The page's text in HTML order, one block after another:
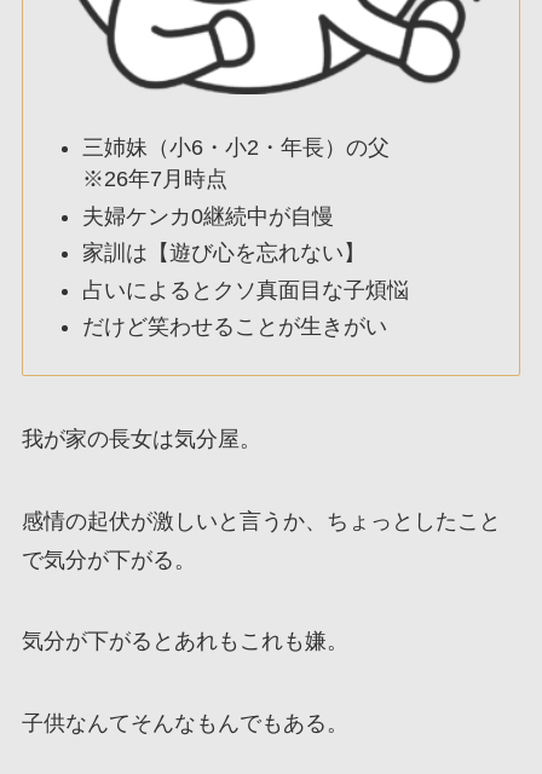
三姉妹（小6・小2・年長）の父
※26年7月時点
夫婦ケンカ0継続中が自慢
家訓は【遊び心を忘れない】
占いによるとクソ真面目な子煩悩
だけど笑わせることが生きがい
我が家の長女は気分屋。
感情の起伏が激しいと言うか、ちょっとしたこと
で気分が下がる。
気分が下がるとあれもこれも嫌。
子供なんてそんなもんでもある。